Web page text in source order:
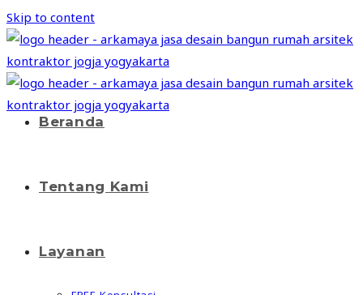
Skip to content
Beranda
Tentang Kami
Layanan